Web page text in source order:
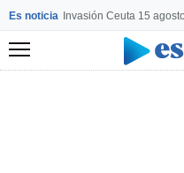
Es noticia Invasión Ceuta 15 agosto
Menú